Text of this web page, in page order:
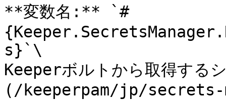
**変数名:** `#
s}`\
Keeperボルトから取得する
(/keeperpam/jp/secrets-